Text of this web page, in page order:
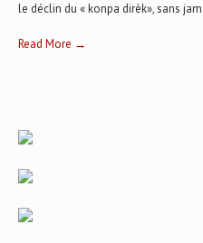
le déclin du « konpa dirèk», sans
Read More →